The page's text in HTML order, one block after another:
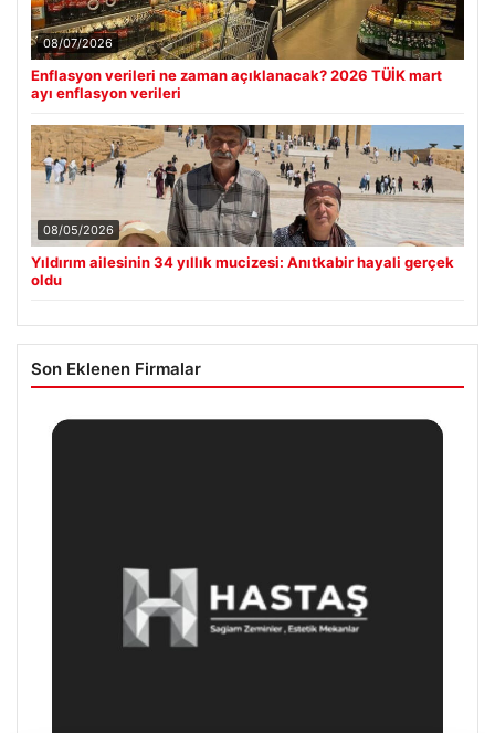
08/07/2026
Enflasyon verileri ne zaman açıklanacak? 2026 TÜİK mart
ayı enflasyon verileri
08/05/2026
Yıldırım ailesinin 34 yıllık mucizesi: Anıtkabir hayali gerçek
oldu
Son Eklenen Firmalar